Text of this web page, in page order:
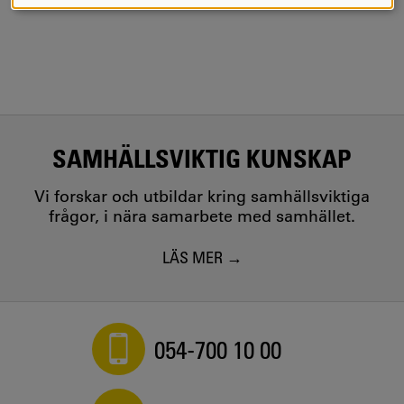
SAMHÄLLSVIKTIG KUNSKAP
Vi forskar och utbildar kring samhällsviktiga
frågor, i nära samarbete med samhället.
LÄS MER
054-700 10 00